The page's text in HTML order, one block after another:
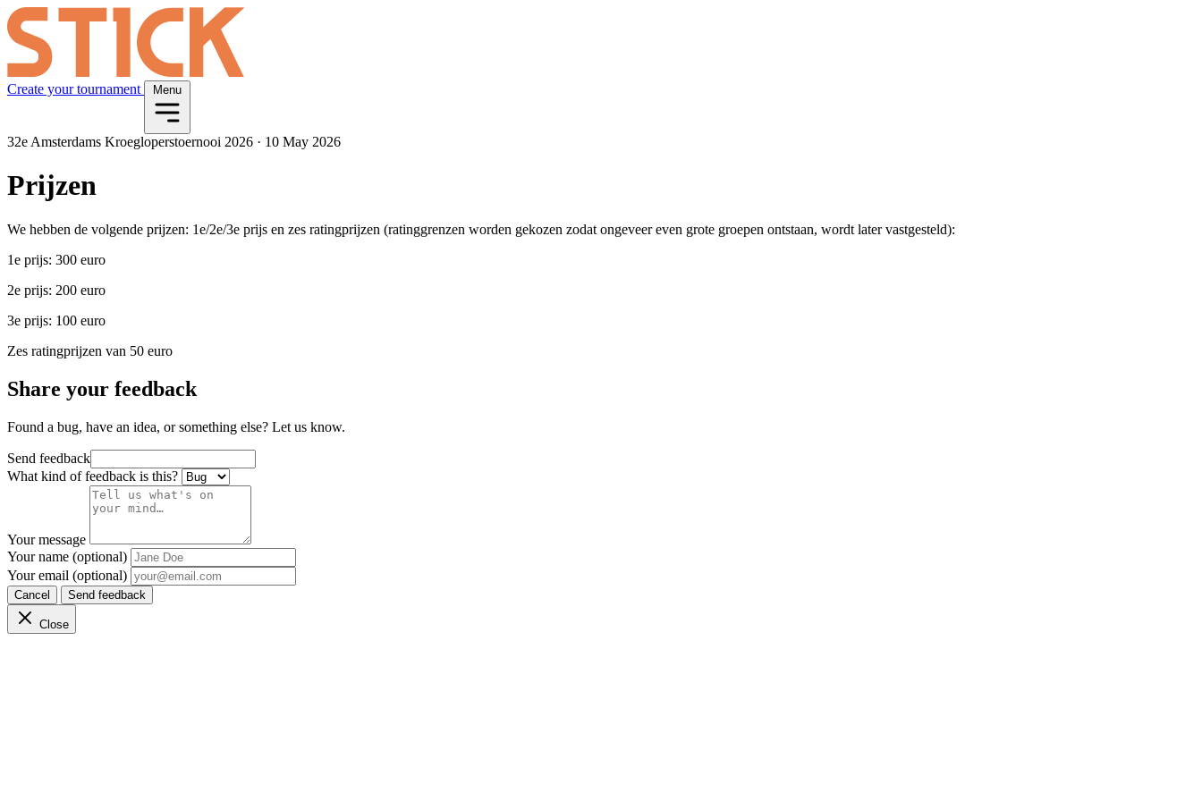
Create your tournament Menu
32e Amsterdams Kroegloperstoernooi 2026 · 10 May 2026
Prijzen
We hebben de volgende prijzen: 1e/2e/3e prijs en zes ratingprijzen (ratinggrenzen worden gekozen zodat ongeveer even grote groepen ontstaan, wordt later vastgesteld):
1e prijs: 300 euro
2e prijs: 200 euro
3e prijs: 100 euro
Zes ratingprijzen van 50 euro
Share your feedback
Found a bug, have an idea, or something else? Let us know.
Send feedback
What kind of feedback is this?
Your message
Your name (optional)
Your email (optional)
Cancel Send feedback
Close